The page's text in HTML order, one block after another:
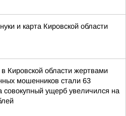
и карта Кировской области
Кировской области жертвами
мошенников стали 63
совокупный ущерб увеличился на